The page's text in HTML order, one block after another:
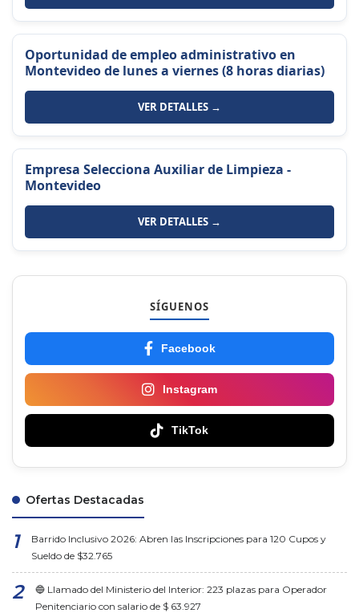
Oportunidad de empleo administrativo en
Montevideo de lunes a viernes (8 horas diarias)
VER DETALLES →
Empresa Selecciona Auxiliar de Limpieza -
Montevideo
VER DETALLES →
SÍGUENOS
Facebook
Instagram
TikTok
Ofertas Destacadas
Barrido Inclusivo 2026: Abren las Inscripciones para 120 Cupos y
Sueldo de $32.765
🔵 Llamado del Ministerio del Interior: 223 plazas para Operador
Penitenciario con salario de $ 63.927